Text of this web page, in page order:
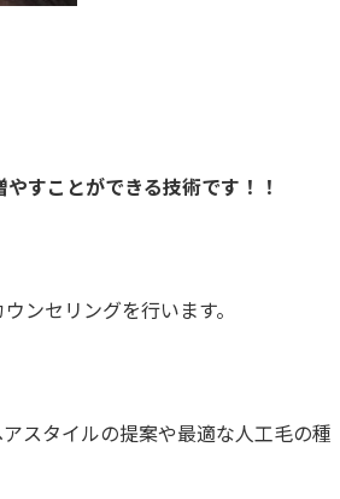
すことができる技術です！！
ンセリングを行います。
スタイルの提案や最適な人工毛の種